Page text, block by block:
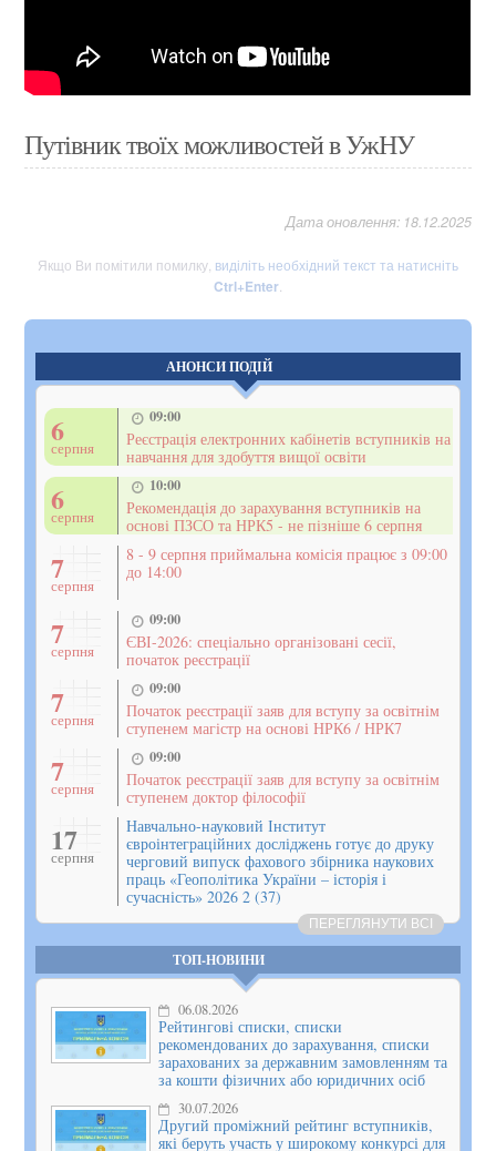
Путівник твоїх можливостей в УжНУ
Дата оновлення: 18.12.2025
Якщо Ви помітили помилку, виділіть необхідний текст та натисніть
Ctrl+Enter.
АНОНСИ ПОДІЙ
6
серпня
09:00
Реєстрація електронних кабінетів вступників на
навчання для здобуття вищої освіти
6
серпня
10:00
Рекомендація до зарахування вступників на
основі ПЗСО та НРК5 - не пізніше 6 серпня
7
серпня
8 - 9 серпня приймальна комісія працює з 09:00
до 14:00
7
серпня
09:00
ЄВІ-2026: спеціально організовані сесії,
початок реєстрації
7
серпня
09:00
Початок реєстрації заяв для вступу за освітнім
ступенем магістр на основі НРК6 / НРК7
7
серпня
09:00
Початок реєстрації заяв для вступу за освітнім
ступенем доктор філософії
17
серпня
Навчально-науковий Інститут
євроінтеграційних досліджень готує до друку
черговий випуск фахового збірника наукових
праць «Геополітика України – історія і
сучасність» 2026 2 (37)
ПЕРЕГЛЯНУТИ ВСІ
ТОП-НОВИНИ
06.08.2026
Рейтингові списки, списки
рекомендованих до зарахування, списки
зарахованих за державним замовленням та
за кошти фізичних або юридичних осіб
30.07.2026
Другий проміжний рейтинг вступників,
які беруть участь у широкому конкурсі для